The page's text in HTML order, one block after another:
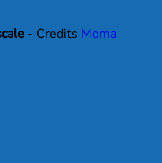
- Credits Moma